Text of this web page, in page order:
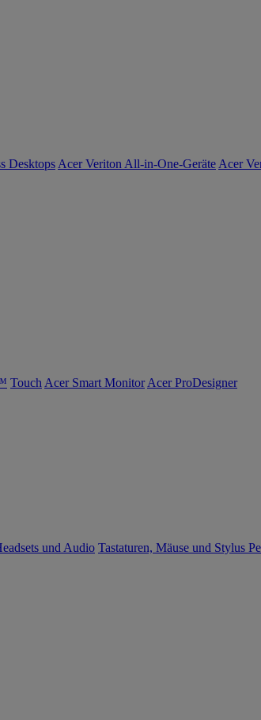
Desktops Acer Veriton All-in-One-Geräte Acer
Touch Acer Smart Monitor Acer ProDesigner
und Audio Tastaturen, Mäuse und Stylus